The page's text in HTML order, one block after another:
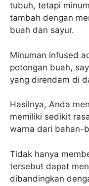
tubuh, tetapi
tambah dengan
buah dan sayur.
Minuman infused
potongan buah,
yang direndam di
Hasilnya, Anda
memiliki sedikit
warna dari bahan-
Tidak hanya
tersebut dapat
dibandingkan